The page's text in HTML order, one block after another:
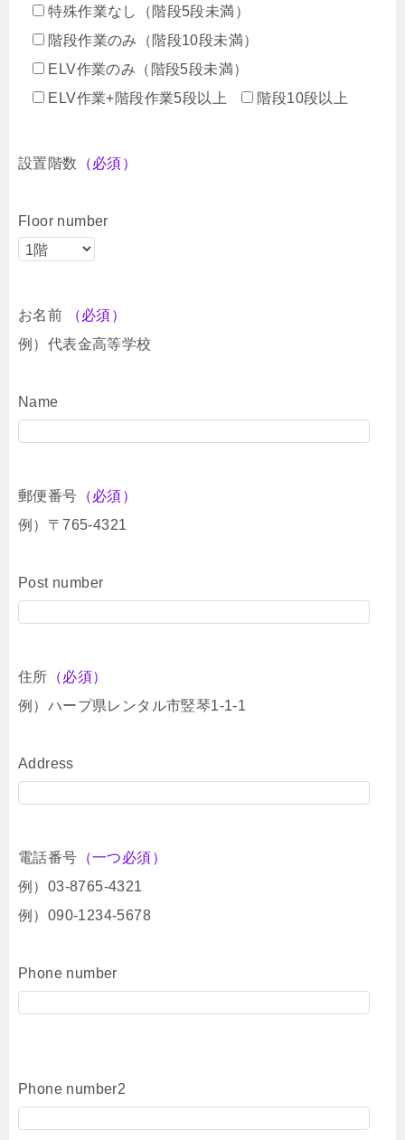
特殊作業なし（階段5段未満）
階段作業のみ（階段10段未満）
ELV作業のみ（階段5段未満）
ELV作業+階段作業5段以上
階段10段以上
設置階数 （必須）
Floor number
お名前
（必須）
例）代表金高等学校
Name
郵便番号 （必須）
例）〒765-4321
Post number
住所 （必須）
例）ハープ県レンタル市竪琴1-1-1
Address
電話番号 （一つ必須）
例）03-8765-4321
例）090-1234-5678
Phone number
Phone number2